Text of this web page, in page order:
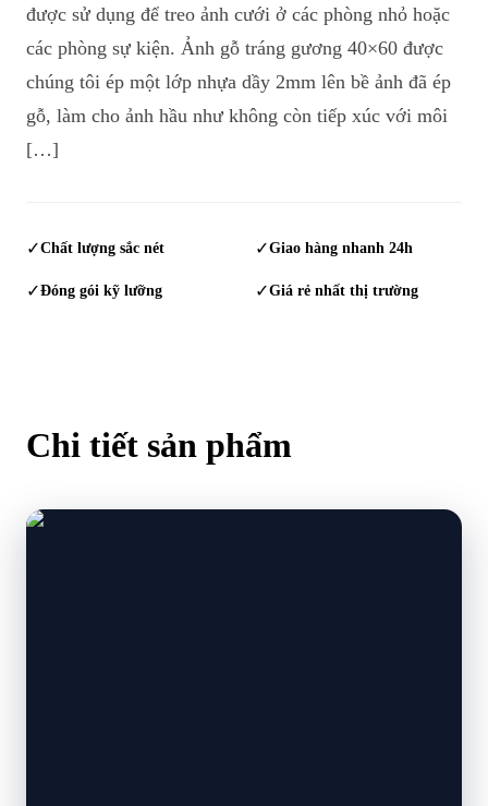
được sử dụng để treo ảnh cưới ở các phòng nhỏ hoặc
các phòng sự kiện. Ảnh gỗ tráng gương 40×60 được
chúng tôi ép một lớp nhựa dầy 2mm lên bề ảnh đã ép
gỗ, làm cho ảnh hầu như không còn tiếp xúc với môi
[…]
✓Chất lượng sắc nét ✓Giao hàng nhanh 24h
✓Đóng gói kỹ lưỡng ✓Giá rẻ nhất thị trường
Chi tiết sản phẩm